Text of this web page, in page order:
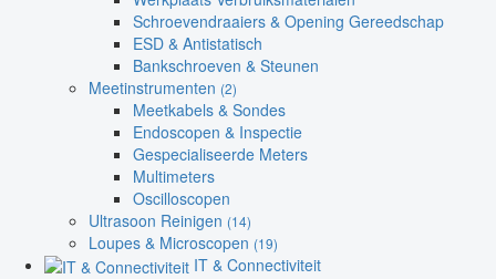
Schroevendraaiers & Opening Gereedschap
ESD & Antistatisch
Bankschroeven & Steunen
Meetinstrumenten (2)
Meetkabels & Sondes
Endoscopen & Inspectie
Gespecialiseerde Meters
Multimeters
Oscilloscopen
Ultrasoon Reinigen (14)
Loupes & Microscopen (19)
IT & Connectiviteit